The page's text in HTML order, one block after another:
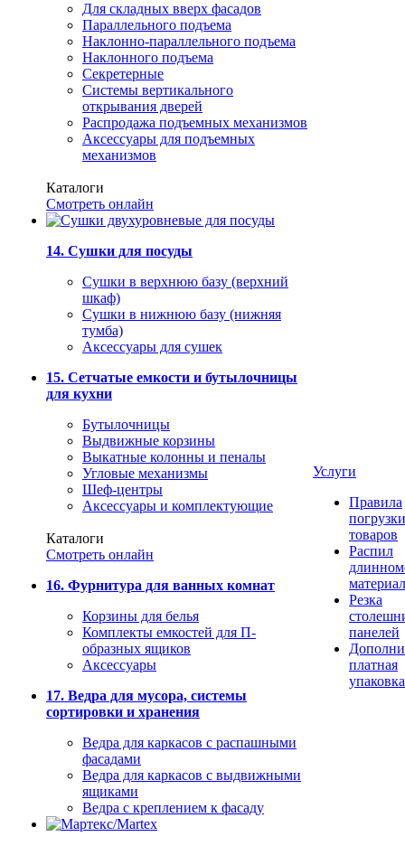
Для складных вверх фасадов
Параллельного подъема
Наклонно-параллельного подъема
Наклонного подъема
Секретерные
Системы вертикального
открывания дверей
Распродажа подъемных механизмов
Аксессуары для подъемных
механизмов
Каталоги
Смотреть онлайн
14. Сушки для посуды
Сушки в верхнюю базу (верхний
шкаф)
Сушки в нижнюю базу (нижняя
тумба)
Аксессуары для сушек
15. Сетчатые емкости и бутылочницы
для кухни
Бутылочницы
Выдвижные корзины
Выкатные колонны и пеналы
Угловые механизмы
Шеф-центры
Аксессуары и комплектующие
Каталоги
Смотреть онлайн
16. Фурнитура для ванных комнат
Корзины для белья
Комплекты емкостей для П-
образных ящиков
Аксессуары
17. Ведра для мусора, системы
сортировки и хранения
Ведра для каркасов с распашными
фасадами
Ведра для каркасов с выдвижными
ящиками
Ведра с креплением к фасаду
Услуги
Правила
погрузки
товаров
Распил
Резка
панелей
платная
упаковка